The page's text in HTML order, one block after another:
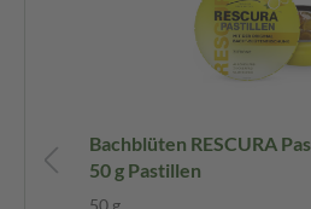
Bachblüten RESCURA
50 g Pastillen
50 g